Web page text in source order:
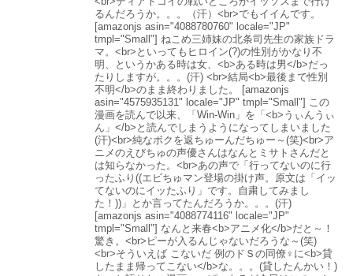
るんだろうか。。。（汗）<br>でもイイんです。
[amazonjs asin="4088780760" locale="JP"
tmpl="Small"] ねこめ三姉妹の北条司先生の家族ドラ
マ。<br>といってもヒロイン(?)の性別がかなり不
明、というかある時は女、<b>ある時は男</b>だっ
たりしますが。。。(汗) <br>結局<b>最後まで性別
不明</b>のまま終わりました。 [amazonjs
asin="4575935131" locale="JP" tmpl="Small"] この
漫画を読んで以来、「Win-Win」を「<b>うぃんうぃ
ん」</b>と読んでしまうようになってしまいました
(汗)<br>純なボクを返ちゅーんだちゅー～(笑)<br>ア
ニメのえびちゅの声優さんはなんとミサトさんだと
は知らなかった。<br>あの声で「行ってないのに行
ったふり((エビちゅマン登場の掛け声。原文は「イッ
てないのにイッたふり」です。自粛してみまし
た！))」とか言ってたんだろうか。。。(汗)
[amazonjs asin="4088774116" locale="JP"
tmpl="Small"] なんと来春<b>アニメ化</b>だと～！
驚き。<br>ピーが入るんじゃないだろうな～(笑)
<br>そういえば こないだ 例のドＳの同僚♀に<b>貸
したまま帰ってこない</b>な。。。(貸したんかい！)